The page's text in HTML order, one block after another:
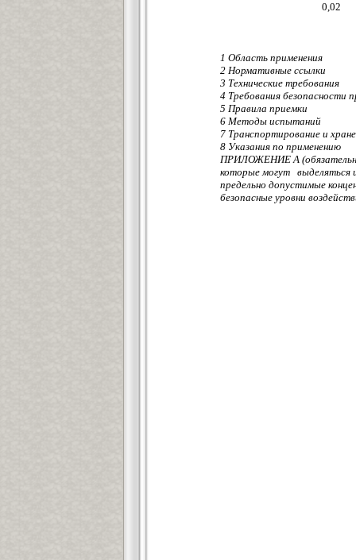
0,02
1 Область применения
2 Нормативные ссылки
3 Технические требования
4 Требования безопасности
5 Правила приемки
6 Методы испытаний
7 Транспортирование и
8 Указания по применению
ПРИЛОЖЕНИЕ А
которые могут выделяться
предельно допустимые
безопасные уровни